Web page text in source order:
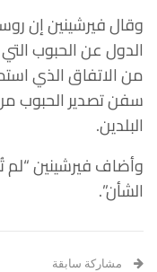
وقال فيرشينين إن
الدول عن الحبوب
من الاتفاق الذي
سفن تصدير الحبوب من
البلدين.
وأضاف فيرشينين
الشأن”.
مشاركة سابقة